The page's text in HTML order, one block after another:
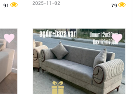
91 2025-11-02 79